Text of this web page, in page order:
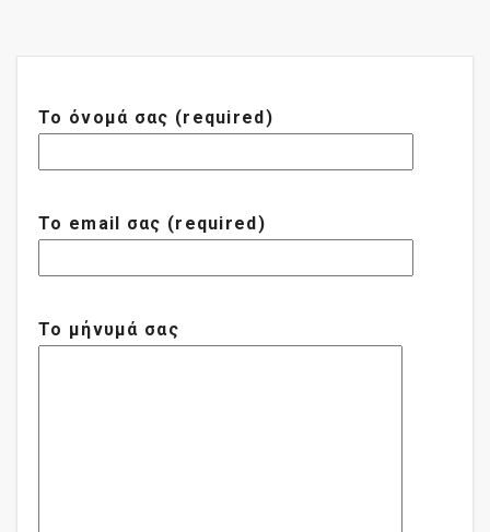
Το όνομά σας (required)
Το email σας (required)
Το μήνυμά σας